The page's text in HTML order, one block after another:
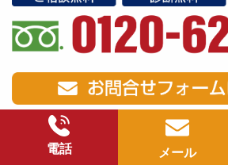
電話 メール